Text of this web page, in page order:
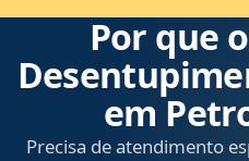
Por que
em
Precisa de atendimento